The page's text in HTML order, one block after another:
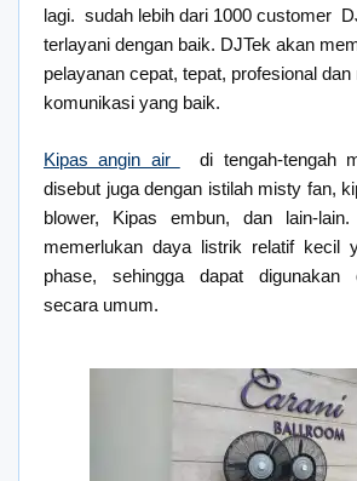
lagi. sudah lebih dari 1000 customer
terlayani dengan baik. DJTek akan
pelayanan cepat, tepat, profesional
komunikasi yang baik.
Kipas angin air
di tengah-tengah
disebut juga dengan istilah misty fan,
blower, Kipas embun, dan lain-
memerlukan daya listrik relatif kecil
phase, sehingga dapat digunakan
secara umum.